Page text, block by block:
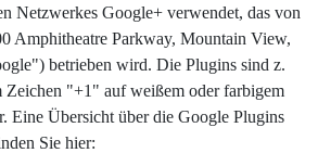
Netzwerkes Google+ verwendet, das von
Amphitheatre Parkway, Mountain View,
betrieben wird. Die Plugins sind z.
Zeichen "+1" auf weißem oder farbigem
Eine Übersicht über die Google Plugins
Sie hier: